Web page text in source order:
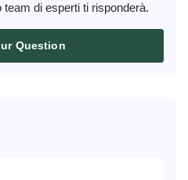
di esperti ti risponderà.
Question